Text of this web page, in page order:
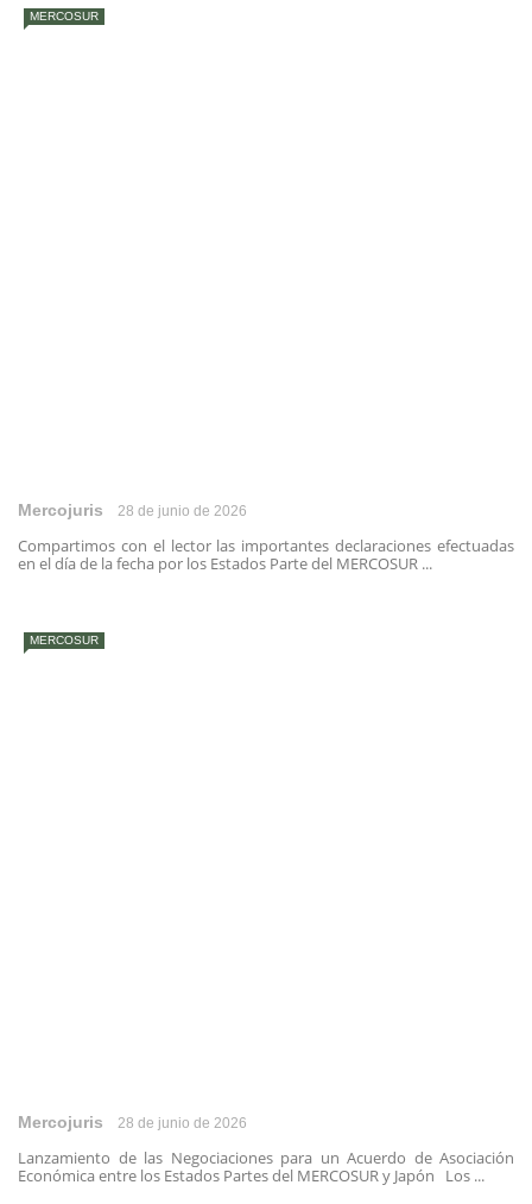
MERCOSUR
Mercojuris 28 de junio de 2026
Compartimos con el lector las importantes declaraciones efectuadas
en el día de la fecha por los Estados Parte del MERCOSUR ...
MERCOSUR
Mercojuris 28 de junio de 2026
Lanzamiento de las Negociaciones para un Acuerdo de Asociación
Económica entre los Estados Partes del MERCOSUR y Japón Los ...